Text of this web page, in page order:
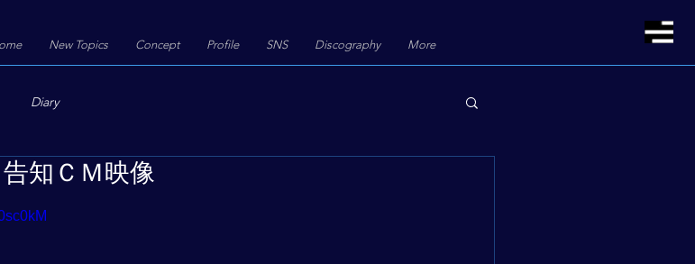
New Topics Concept Profile SNS Discography More
Diary
知ＣＭ映像